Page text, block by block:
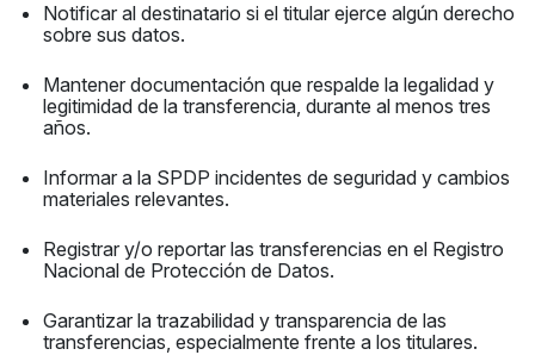
Notificar al destinatario si el titular ejerce algún derecho
sobre sus datos.
Mantener documentación que respalde la legalidad y
legitimidad de la transferencia, durante al menos tres
años.
Informar a la SPDP incidentes de seguridad y cambios
materiales relevantes.
Registrar y/o reportar las transferencias en el Registro
Nacional de Protección de Datos.
Garantizar la trazabilidad y transparencia de las
transferencias, especialmente frente a los titulares.